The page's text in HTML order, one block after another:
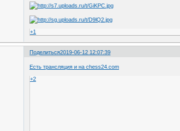
+1
Поделиться2019-06-12 12:07:39
Есть трансляция и на chess24.com
+2